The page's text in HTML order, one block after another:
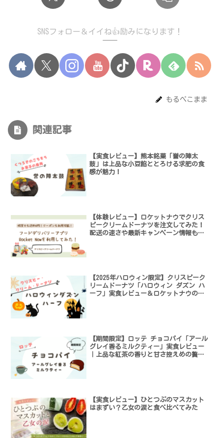
SNSフォロー＆イイね👍励みになります！
もるぺこまま
関連記事
【実食レビュー】熊本銘菓「誉の陣太
鼓」は上品な小豆餡ととろける求肥の食
感が魅力！
【体験レビュー】ロケットナウでクリス
ピークリームドーナツを注文してみた！
配送の速さや最新キャンペーン情報も紹
【2025年ハロウィン限定】クリスピーク
リームドーナツ「ハロウィン ダズン ハ
ーフ」実食レビュー＆ロケットナウのク
【期間限定】ロッテ チョコパイ「アール
グレイ香るミルクティー」実食レビュー
｜上品な紅茶の香りと甘さ控えめの贅沢
【実食レビュー】ひとつぶのマスカット
はまずい？乙女の涙と食べ比べてみた